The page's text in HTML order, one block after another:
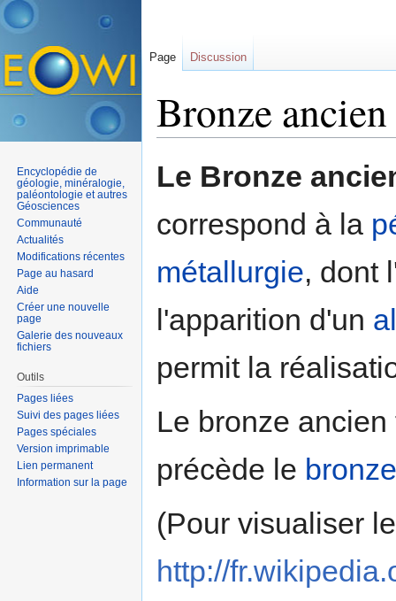
Bronze ancien
Le Bronze
correspond à la
métallurgie, dont
l'apparition d'un
permit la
Le bronze
précède le
(Pour visualiser
http://
Page Discussion
Encyclopédie de
géologie, minéralogie,
paléontologie et autres
Géosciences
Communauté
Actualités
Modifications récentes
Page au hasard
Aide
Créer une nouvelle
page
Galerie des nouveaux
fichiers
Outils
Pages liées
Suivi des pages liées
Pages spéciales
Version imprimable
Lien permanent
Information sur la page